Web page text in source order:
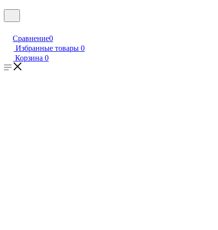
Сравнение0
Избранные товары 0
Корзина 0